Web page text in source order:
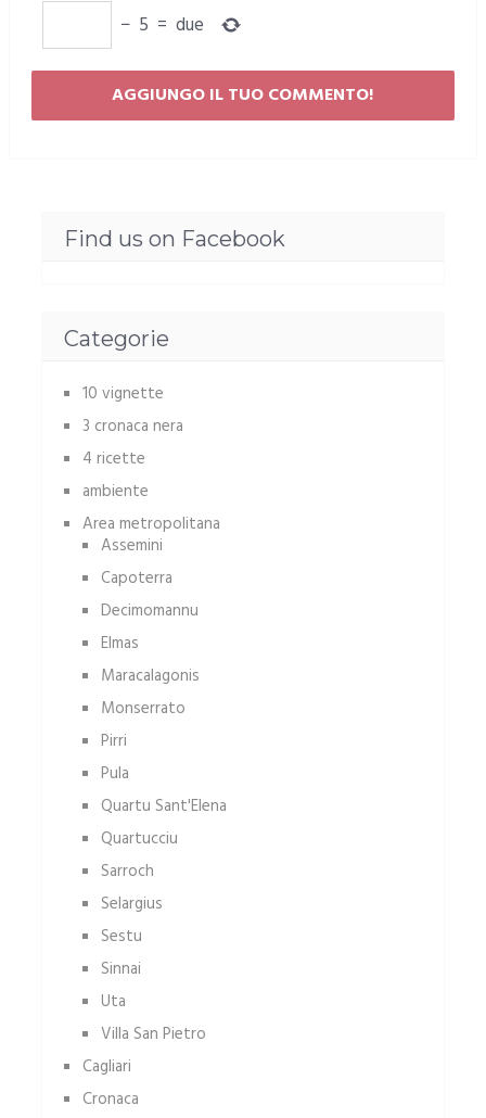
− 5 = due
Find us on Facebook
Categorie
10 vignette
3 cronaca nera
4 ricette
ambiente
Area metropolitana
Assemini
Capoterra
Decimomannu
Elmas
Maracalagonis
Monserrato
Pirri
Pula
Quartu Sant'Elena
Quartucciu
Sarroch
Selargius
Sestu
Sinnai
Uta
Villa San Pietro
Cagliari
Cronaca